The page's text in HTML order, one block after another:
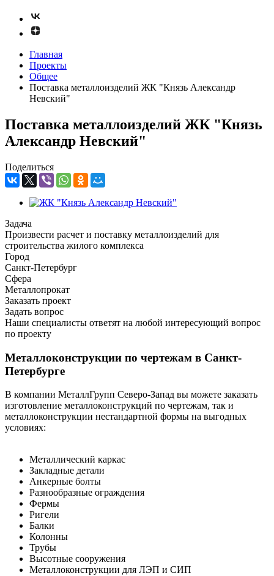
Главная
Проекты
Общее
Поставка металлоизделий ЖК "Князь Александр
Невский"
Поставка металлоизделий ЖК "Князь
Александр Невский"
Поделиться
Задача
Произвести расчет и поставку металлоизделий для
строительства жилого комплекса
Город
Санкт-Петербург
Сфера
Металлопрокат
Заказать проект
Задать вопрос
Наши специалисты ответят на любой интересующий вопрос
по проекту
Металлоконструкции по чертежам в Санкт-
Петербурге
В компании МеталлГрупп Северо-Запад вы можете заказать
изготовление металлоконструкций по чертежам, так и
металлоконструкции нестандартной формы на выгодных
условиях:
Металлический каркас
Закладные детали
Анкерные болты
Разнообразные ограждения
Фермы
Ригели
Балки
Колонны
Трубы
Высотные сооружения
Металлоконструкции для ЛЭП и СИП